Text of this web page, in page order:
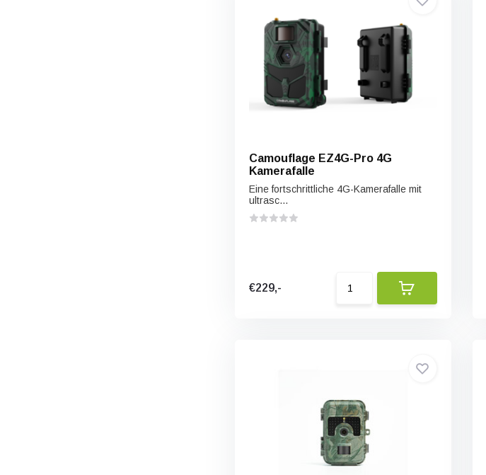
Camouflage EZ4G-Pro 4G
Kamerafalle
Eine fortschrittliche 4G-Kamerafalle mit
ultrasc...
€229,-